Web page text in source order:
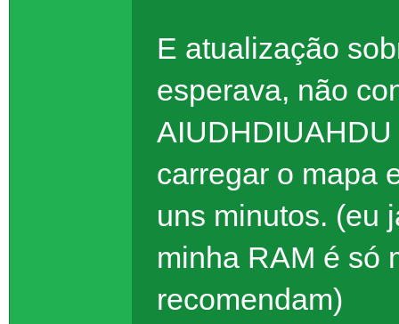
E atualização
esperava, não
carregar o mapa
uns minutos. (eu
minha RAM é só
recomendam)